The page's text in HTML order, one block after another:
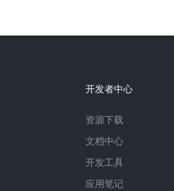
开发者中心
资源下载
文档中心
开发工具
应用笔记